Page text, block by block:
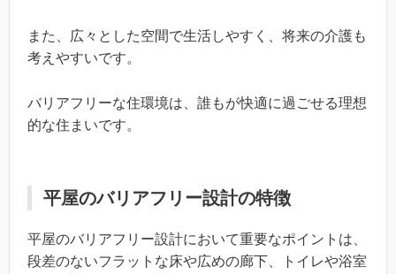
また、広々とした空間で生活しやすく、将来の介護も
考えやすいです。
バリアフリーな住環境は、誰もが快適に過ごせる理想
的な住まいです。
平屋のバリアフリー設計の特徴
平屋のバリアフリー設計において重要なポイントは、
段差のないフラットな床や広めの廊下、トイレや浴室